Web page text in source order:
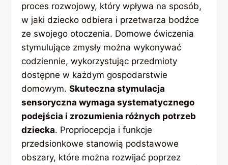
proces rozwojowy, który wpływa na sposób,
w jaki dziecko odbiera i przetwarza bodźce
ze swojego otoczenia. Domowe ćwiczenia
stymulujące zmysły można wykonywać
codziennie, wykorzystując przedmioty
dostępne w każdym gospodarstwie
domowym.Skuteczna stymulacja
sensoryczna wymaga systematycznego
podejścia i zrozumienia różnych potrzeb
dziecka. Propriocepcja i funkcje
przedsionkowe stanowią podstawowe
obszary, które można rozwijać poprzez